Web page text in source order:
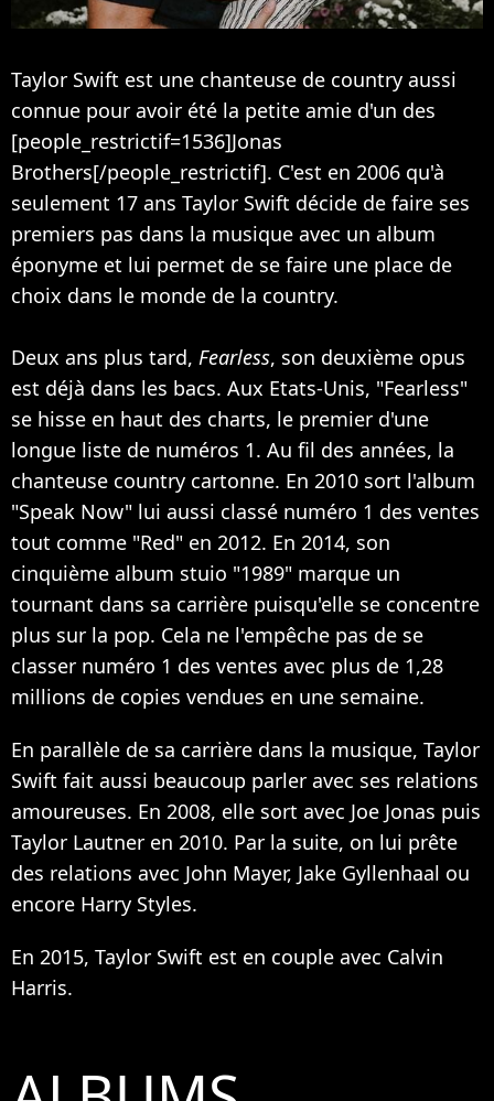
Taylor Swift est une chanteuse de country aussi
connue pour avoir été la petite amie d'un des
[people_restrictif=1536]Jonas
Brothers[/people_restrictif]. C'est en 2006 qu'à
seulement 17 ans Taylor Swift décide de faire ses
premiers pas dans la musique avec un album
éponyme et lui permet de se faire une place de
choix dans le monde de la country.
Deux ans plus tard, Fearless, son deuxième opus
est déjà dans les bacs. Aux Etats-Unis, "Fearless"
se hisse en haut des charts, le premier d'une
longue liste de numéros 1. Au fil des années, la
chanteuse country cartonne. En 2010 sort l'album
"Speak Now" lui aussi classé numéro 1 des ventes
tout comme "Red" en 2012. En 2014, son
cinquième album stuio "1989" marque un
tournant dans sa carrière puisqu'elle se concentre
plus sur la pop. Cela ne l'empêche pas de se
classer numéro 1 des ventes avec plus de 1,28
millions de copies vendues en une semaine.
En parallèle de sa carrière dans la musique, Taylor
Swift fait aussi beaucoup parler avec ses relations
amoureuses. En 2008, elle sort avec Joe Jonas puis
Taylor Lautner en 2010. Par la suite, on lui prête
des relations avec John Mayer, Jake Gyllenhaal ou
encore Harry Styles.
En 2015, Taylor Swift est en couple avec Calvin
Harris.